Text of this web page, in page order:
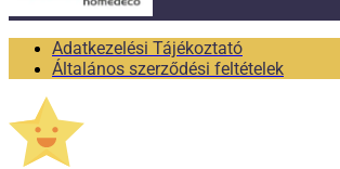
Adatkezelési Tájékoztató
Általános szerződési feltételek